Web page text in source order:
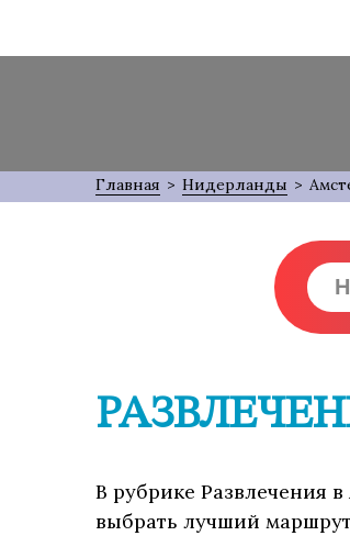
Главная > Нидерланды >
В рубрике Развлечения
выбрать лучший